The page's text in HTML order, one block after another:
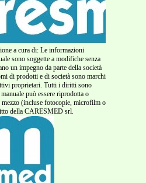
a cura di: Le informazioni
sono soggette a modifiche senza
un impegno da parte della società
di prodotti e di società sono marchi
proprietari. Tutti i diritti sono
può essere riprodotta o
(incluse fotocopie, microfilm o
della CARESMED srl.